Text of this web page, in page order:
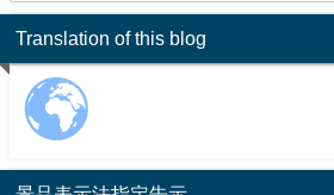
Translation of this blog